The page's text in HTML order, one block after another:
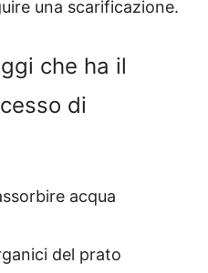
una scarificazione.
che ha il
di
acqua
del prato